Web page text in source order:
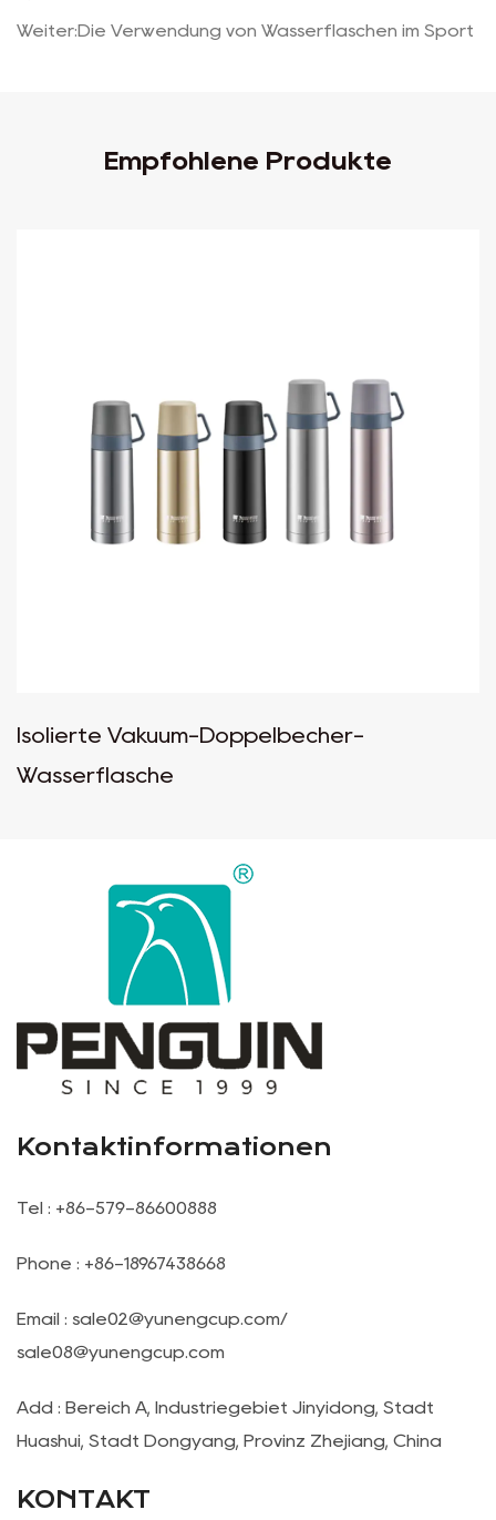
Weiter:Die Verwendung von Wasserflaschen im Sport
Empfohlene Produkte
Isolierte Vakuum-Doppelbecher-
Wasserflasche
Kontaktinformationen
Tel : +86-579-86600888
Phone : +86-18967438668
Email : sale02@yunengcup.com/
sale08@yunengcup.com
Add : Bereich A, Industriegebiet Jinyidong, Stadt
Huashui, Stadt Dongyang, Provinz Zhejiang, China
KONTAKT